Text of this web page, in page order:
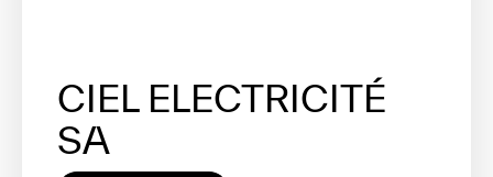
CIEL ELECTRICITÉ
SA